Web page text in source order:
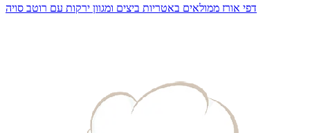
דפי אורז ממולאים באטריות ביצים ומגוון ירקות עם רוטב סויה